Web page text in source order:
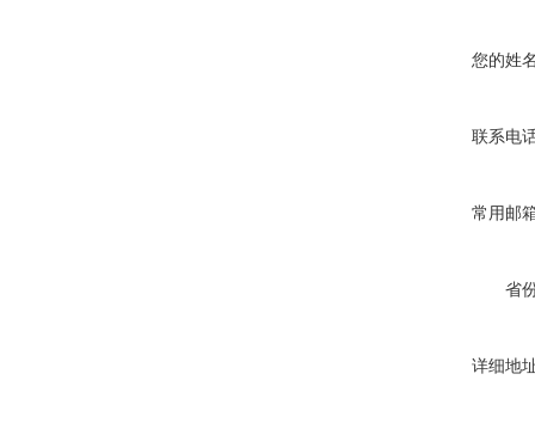
您的姓
联系电
常用邮
省
详细地